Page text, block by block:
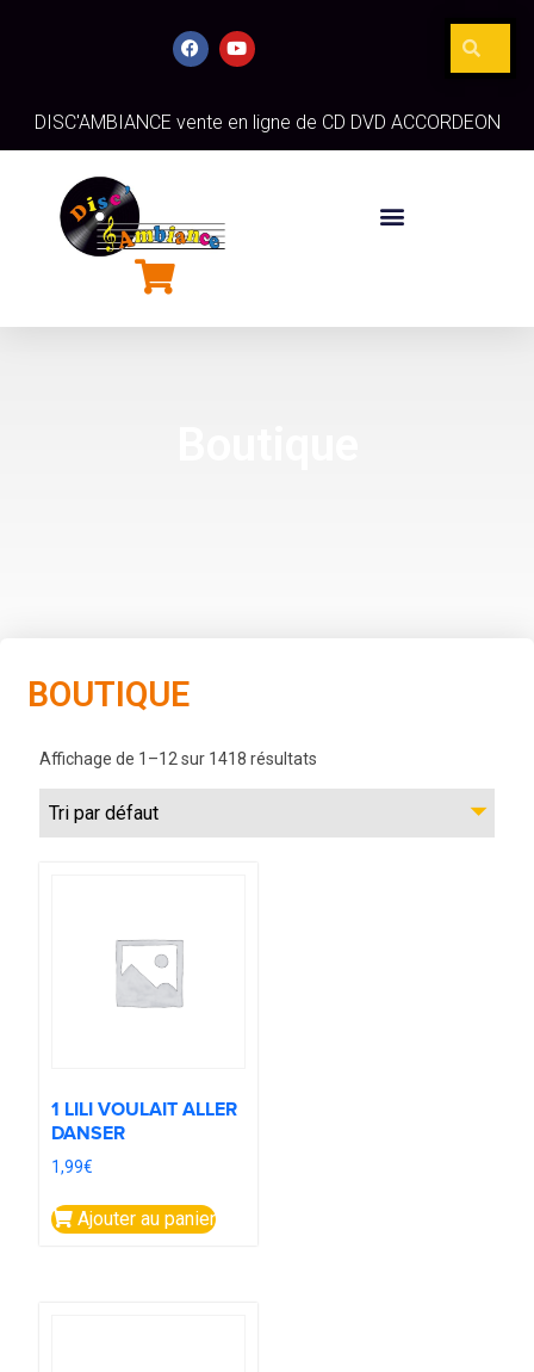
DISC'AMBIANCE vente en ligne de CD DVD ACCORDEON
BOUTIQUE
Affichage de 1–12 sur 1418 résultats
Tri par défaut
1 LILI VOULAIT ALLER
DANSER
1,99€
Ajouter au panier